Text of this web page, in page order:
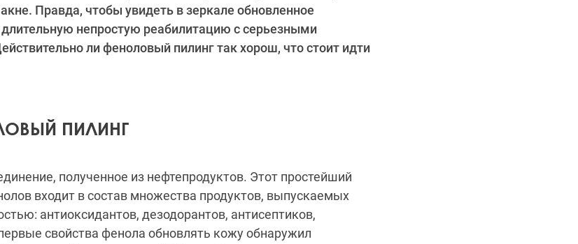
Правда, чтобы увидеть в зеркале обновленное
непростую реабилитацию с серьезными
ли феноловый пилинг так хорош, что стоит идти
ПИЛИНГ
полученное из нефтепродуктов. Этот простейший
входит в состав множества продуктов, выпускаемых
антиоксидантов, дезодорантов, антисептиков,
свойства фенола обновлять кожу обнаружил